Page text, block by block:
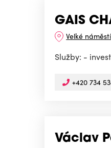
GAIS
Velké
Služby: -
+420 734
Václav